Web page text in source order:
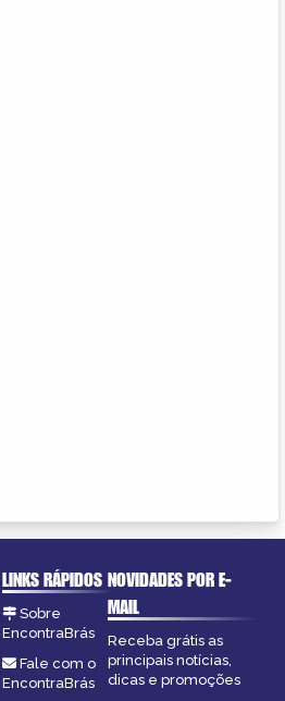
LINKS RÁPIDOS
Sobre
EncontraBrás
Fale com o
EncontraBrás
NOVIDADES POR E-
MAIL
Receba grátis as
principais notícias,
dicas e promoções